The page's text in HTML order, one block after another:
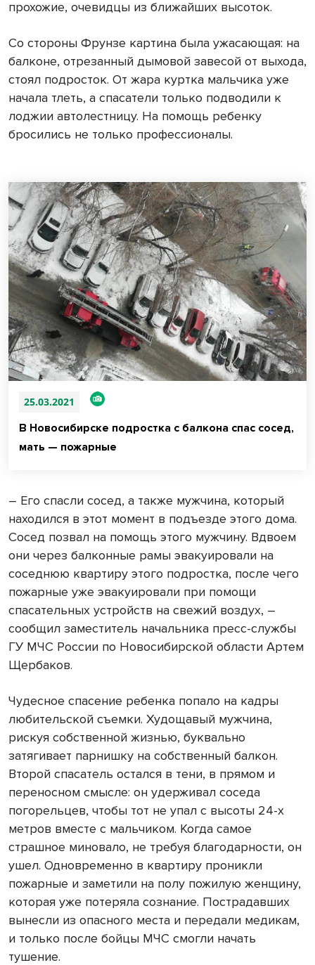
прохожие, очевидцы из ближайших высоток.
Со стороны Фрунзе картина была ужасающая: на
балконе, отрезанный дымовой завесой от выхода,
стоял подросток. От жара куртка мальчика уже
начала тлеть, а спасатели только подводили к
лоджии автолестницу. На помощь ребенку
бросились не только профессионалы.
25.03.2021
В Новосибирске подростка с балкона спас сосед,
мать — пожарные
– Его спасли сосед, а также мужчина, который
находился в этот момент в подъезде этого дома.
Сосед позвал на помощь этого мужчину. Вдвоем
они через балконные рамы эвакуировали на
соседнюю квартиру этого подростка, после чего
пожарные уже эвакуировали при помощи
спасательных устройств на свежий воздух, –
сообщил заместитель начальника пресс-службы
ГУ МЧС России по Новосибирской области Артем
Щербаков.
Чудесное спасение ребенка попало на кадры
любительской съемки. Худощавый мужчина,
рискуя собственной жизнью, буквально
затягивает парнишку на собственный балкон.
Второй спасатель остался в тени, в прямом и
переносном смысле: он удерживал соседа
погорельцев, чтобы тот не упал с высоты 24-х
метров вместе с мальчиком. Когда самое
страшное миновало, не требуя благодарности, он
ушел. Одновременно в квартиру проникли
пожарные и заметили на полу пожилую женщину,
которая уже потеряла сознание. Пострадавших
вынесли из опасного места и передали медикам,
и только после бойцы МЧС смогли начать
тушение.